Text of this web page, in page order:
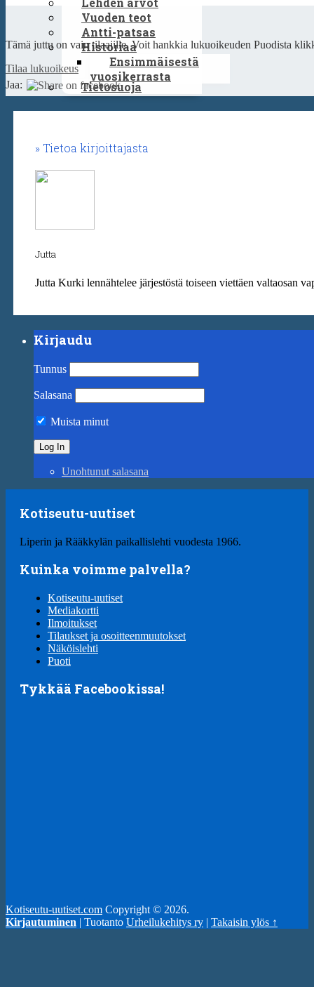
Vuoden teot
Antti-patsas
Historiaa
Ensimmäisestä
vuosikerrasta
Tietosuoja
Tämä juttu on vain tilaajille. Voit hankkia lukuoikeuden Puodista
Tilaa lukuoikeus
Jaa:
Tietoa kirjoittajasta
Jutta
Jutta Kurki lennähtelee järjestöstä toiseen viettäen valtaosan
Kirjaudu
Tunnus
Salasana
Muista minut
Unohtunut salasana
Kotiseutu-uutiset
Liperin ja Rääkkylän paikallislehti vuodesta 1966.
Kuinka voimme palvella?
Kotiseutu-uutiset
Mediakortti
Ilmoitukset
Tilaukset ja osoitteenmuutokset
Näköislehti
Puoti
Tykkää Facebookissa!
Kotiseutu-uutiset.com Copyright © 2026.
Kirjautuminen | Tuotanto Urheilukehitys ry | Takaisin ylös ↑